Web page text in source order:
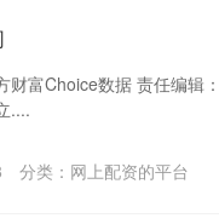
富Choice数据 责任编辑：
....
分类： 网上配资的平台